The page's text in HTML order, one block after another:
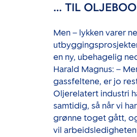
… TIL
Men – lykken varer
en ny, ubehagelig
Harald Magnus: –
gassfeltene, er jo
Oljerelatert industri
samtidig, så når vi
grønne toget gått,
vil